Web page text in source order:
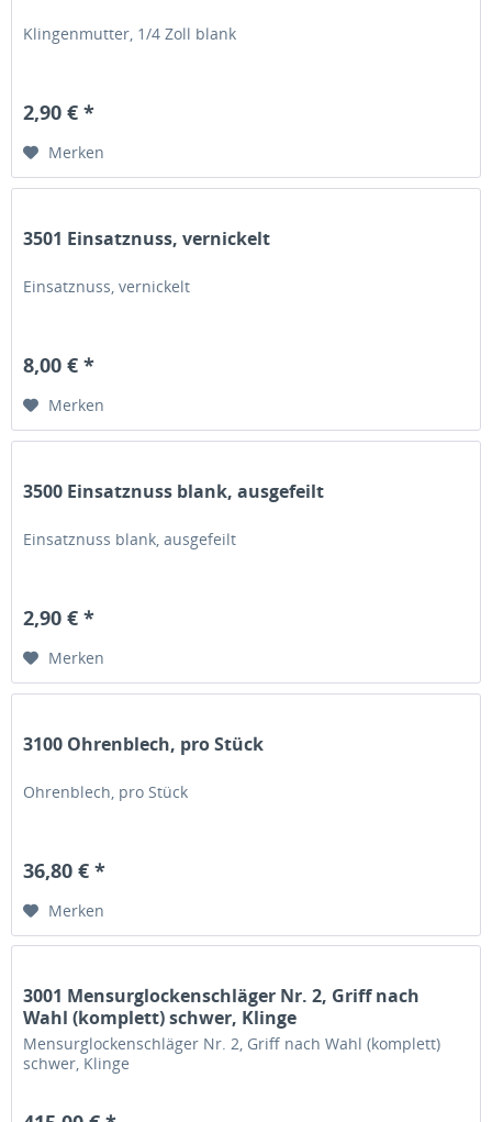
Klingenmutter, 1/4 Zoll blank
2,90 € *
Merken
3501 Einsatznuss, vernickelt
Einsatznuss, vernickelt
8,00 € *
Merken
3500 Einsatznuss blank, ausgefeilt
Einsatznuss blank, ausgefeilt
2,90 € *
Merken
3100 Ohrenblech, pro Stück
Ohrenblech, pro Stück
36,80 € *
Merken
3001 Mensurglockenschläger Nr. 2, Griff nach
Wahl (komplett) schwer, Klinge
Mensurglockenschläger Nr. 2, Griff nach Wahl (komplett)
schwer, Klinge